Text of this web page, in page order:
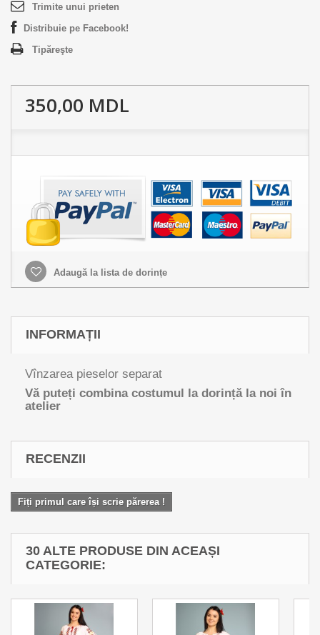
Trimite unui prieten
Distribuie pe Facebook!
Tipăreşte
350,00 MDL
Adaugă la lista de dorințe
INFORMAȚII
Vînzarea pieselor separat
Vă puteți combina costumul la dorință la noi în
atelier
RECENZII
Fiți primul care își scrie părerea !
30 ALTE PRODUSE DIN ACEAȘI
CATEGORIE: